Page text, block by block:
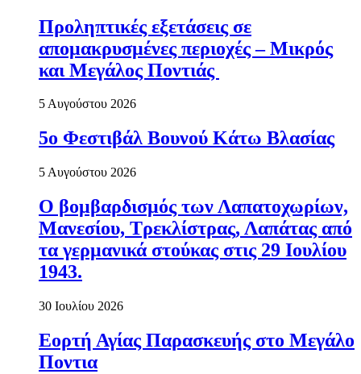
Προληπτικές εξετάσεις σε
απομακρυσμένες περιοχές – Μικρός
και Μεγάλος Ποντιάς
5 Αυγούστου 2026
5ο Φεστιβάλ Βουνού Κάτω Βλασίας
5 Αυγούστου 2026
Ο βομβαρδισμός των Λαπατοχωρίων,
Μανεσίου, Τρεκλίστρας, Λαπάτας από
τα γερμανικά στούκας στις 29 Ιουλίου
1943.
30 Ιουλίου 2026
Εορτή Αγίας Παρασκευής στο Μεγάλο
Ποντια